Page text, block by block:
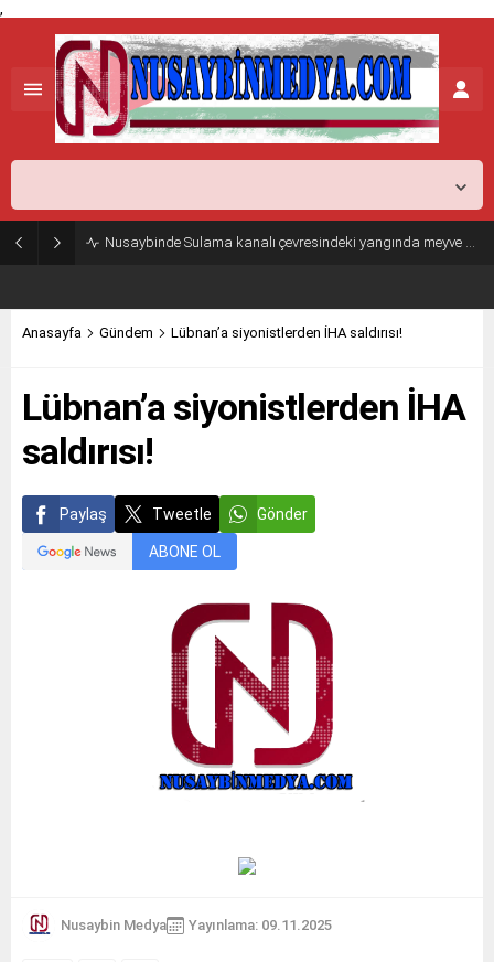
,
Nusaybinde Sulama kanalı çevresindeki yangında meyve ağaçları zarar gördü
Anasayfa Gündem Lübnan’a siyonistlerden İHA saldırısı!
Lübnan’a siyonistlerden İHA
saldırısı!
Paylaş Tweetle Gönder
ABONE OL
Nusaybin Medya Yayınlama: 09.11.2025